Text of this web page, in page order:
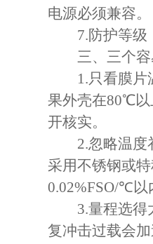
电源必须兼容。
7.防护等级：
三、三个容
1.只看膜片温
果外壳在80℃以
开核实。
2.忽略温度补
采用不锈钢或
0.02%FSO/℃以
3.量程选得太
复冲击过载会